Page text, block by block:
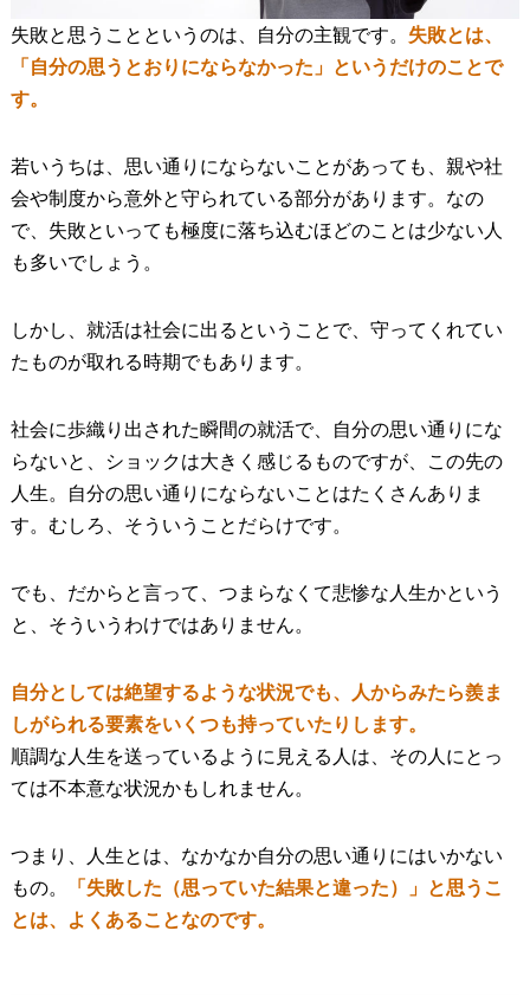
失敗と思うことというのは、自分の主観です。 失敗とは、
「自分の思うとおりにならなかった」というだけのことで
す。
若いうちは、思い通りにならないことがあっても、親や社
会や制度から意外と守られている部分があります。なの
で、失敗といっても極度に落ち込むほどのことは少ない人
も多いでしょう。
しかし、就活は社会に出るということで、守ってくれてい
たものが取れる時期でもあります。
社会に歩織り出された瞬間の就活で、自分の思い通りにな
らないと、ショックは大きく感じるものですが、この先の
人生。自分の思い通りにならないことはたくさんありま
す。むしろ、そういうことだらけです。
でも、だからと言って、つまらなくて悲惨な人生かという
と、そういうわけではありません。
自分としては絶望するような状況でも、人からみたら羨ま
しがられる要素をいくつも持っていたりします。
順調な人生を送っているように見える人は、その人にとっ
ては不本意な状況かもしれません。
つまり、人生とは、なかなか自分の思い通りにはいかない
もの。
「失敗した（思っていた結果と違った）」と思うこ
とは、よくあることなのです。